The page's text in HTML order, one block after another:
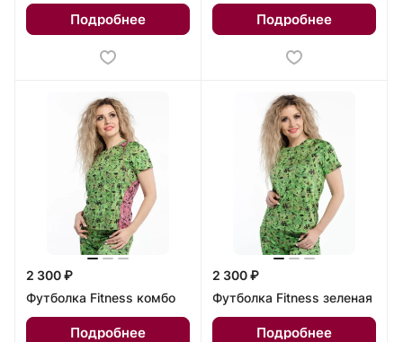
Подробнее Подробнее
2 300 ₽
Футболка Fitness комбо
Подробнее
2 300 ₽
Футболка Fitness зеленая
Подробнее